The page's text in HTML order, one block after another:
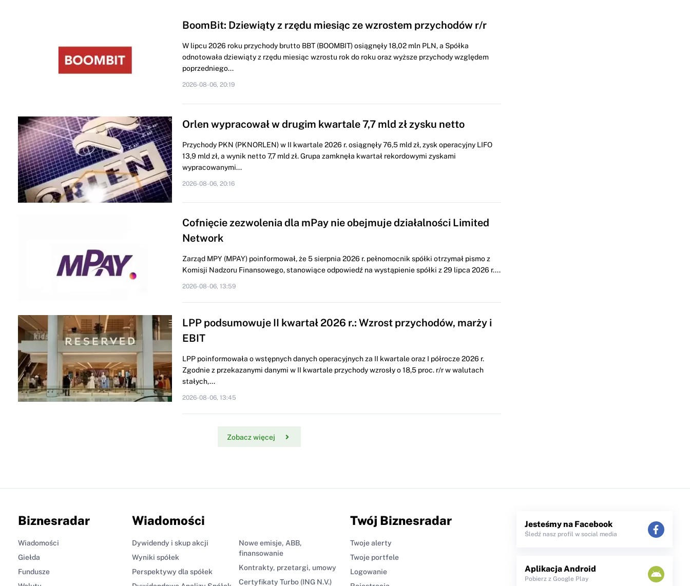
BoomBit: Dziewiąty z rzędu miesiąc ze wzrostem przychodów r/r
W lipcu 2026 roku przychody brutto BBT (BOOMBIT) osiągnęły 18,02 mln PLN, a Spółka
odnotowała dziewiąty z rzędu miesiąc wzrostu rok do roku oraz wyższe przychody względem
poprzedniego...
2026-08-06, 20:19
Orlen wypracował w drugim kwartale 7,7 mld zł zysku netto
Przychody PKN (PKNORLEN) w II kwartale 2026 r. osiągnęły 76,5 mld zł, zysk operacyjny LIFO
13,9 mld zł, a wynik netto 7,7 mld zł. Grupa zamknęła kwartał rekordowymi zyskami
wypracowanymi...
2026-08-06, 20:16
Cofnięcie zezwolenia dla mPay nie obejmuje działalności Limited
Network
Zarząd MPY (MPAY) poinformował, że 5 sierpnia 2026 r. pełnomocnik spółki otrzymał pismo z
Komisji Nadzoru Finansowego, stanowiące odpowiedź na wystąpienie spółki z 29 lipca 2026 r....
2026-08-06, 13:59
LPP podsumowuje II kwartał 2026 r.: Wzrost przychodów, marży i
EBIT
LPP poinformowała o wstępnych danych operacyjnych za II kwartale oraz I półrocze 2026 r.
Zgodnie z przekazanymi danymi w II kwartale przychody wzrosły o 18,5 proc. r/r w walutach
stałych,...
2026-08-06, 13:45
Zobacz więcej
Biznesradar
Wiadomości
Giełda
Fundusze
Wiadomości
Dywidendy i skup akcji
Wyniki spółek
Perspektywy dla spółek
Nowe emisje, ABB,
finansowanie
Kontrakty, przetargi, umowy
Certyfikaty Turbo (ING N.V.)
Twój Biznesradar
Twoje alerty
Twoje portfele
Logowanie
Jesteśmy na Facebook
Śledź nasz profil w social media
Aplikacja Android
Pobierz z Google Play